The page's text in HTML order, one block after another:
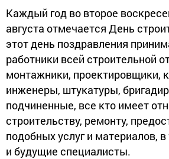
Каждый год во второе
августа отмечается День
этот день поздравления
работники всей строительной
монтажники, проектировщики,
инженеры, штукатуры,
подчиненные, все кто имеет
строительству, ремонту,
подобных услуг и материалов,
и будущие специалисты.